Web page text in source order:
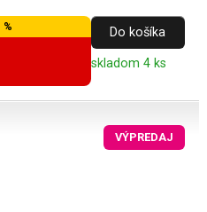
Do košíka
skladom 4 ks
VÝPREDAJ